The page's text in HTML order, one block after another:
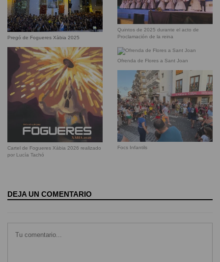
Pregó de Fogueres Xàbia 2025
Quintos de 2025 durante el acto de
Proclamación de la reina
Cartel de Fogueres Xàbia 2026 realizado
por Lucía Tachó
Ofrenda de Flores a Sant Joan
Focs Infantils
DEJA UN COMENTARIO